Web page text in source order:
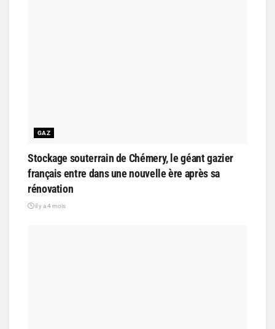
GAZ
Stockage souterrain de Chémery, le géant gazier
français entre dans une nouvelle ère après sa
rénovation
il y a 4 mois